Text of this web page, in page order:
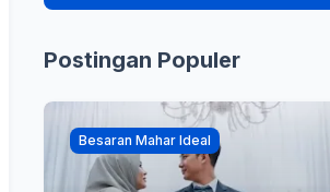
Postingan Populer
Besaran Mahar Ideal